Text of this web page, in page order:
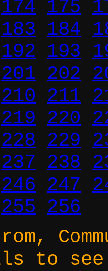
174 175
183 184
192 193
201 202
210 211
219 220
228 229
237 238
246 247
255 256
to see